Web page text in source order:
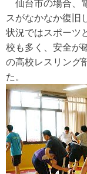
仙台市の場合、
スがなかなか復旧
状況ではスポーツ
校も多く、安全が
の高校レスリング
た。